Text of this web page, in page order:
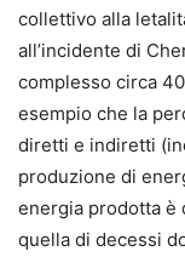
collettivo alla
all’incidente di
complesso circa
esempio che la
diretti e indiretti
produzione di
energia prodotta è
quella di decessi